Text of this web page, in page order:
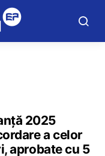
2025
a celor
aprobate cu 5